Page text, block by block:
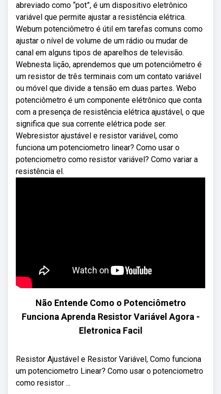
abreviado como “pot”, é um dispositivo eletrônico
variável que permite ajustar a resistência elétrica.
Webum potenciômetro é útil em tarefas comuns como
ajustar o nível de volume de um rádio ou mudar de
canal em alguns tipos de aparelhos de televisão.
Webnesta lição, aprendemos que um potenciômetro é
um resistor de três terminais com um contato variável
ou móvel que divide a tensão em duas partes. Webo
potenciômetro é um componente elétrônico que conta
com a presença de resistência elétrica ajustável, o que
significa que sua corrente elétrica pode ser.
Webresistor ajustável e resistor variável, como
funciona um potenciometro linear? Como usar o
potenciometro como resistor variável? Como variar a
resistência el.
Não Entende Como o Potenciômetro
Funciona Aprenda Resistor Variável Agora -
Eletronica Facil
Resistor Ajustável e Resistor Variável, Como funciona
um potenciometro Linear? Como usar o potenciometro
como resistor ...